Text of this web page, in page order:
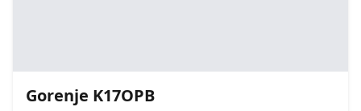
Gorenje K17OPB